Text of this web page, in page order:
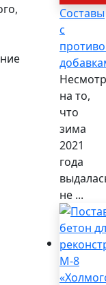
Составы
с
на то,
что
зима
2021
года
не ...